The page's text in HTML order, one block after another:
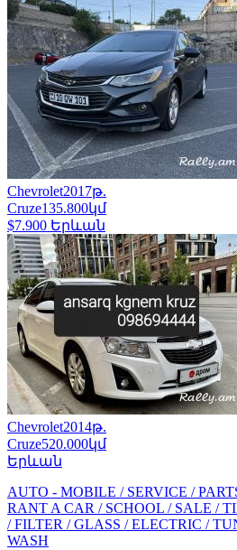
Chevrolet2017թ.
Cruze135.800կմ
$7.900 Երևան
Chevrolet2014թ.
Cruze520.000կմ
Երևան
AUTO - MOBILE / SERVICE /
RANT A CAR / SCHOOL / SALE /
/FILTER /GLASS /ELECTRIC /
WASH